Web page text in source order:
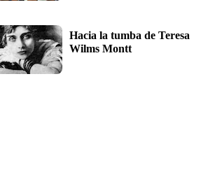
Hacia la tumba de Teresa
Wilms Montt